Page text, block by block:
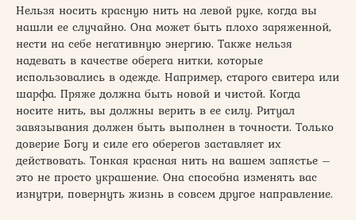
Нельзя носить красную нить на левой руке, когда вы
нашли ее случайно. Она может быть плохо заряженной,
нести на себе негативную энергию. Также нельзя
надевать в качестве оберега нитки, которые
использовались в одежде. Например, старого свитера или
шарфа. Пряже должна быть новой и чистой. Когда
носите нить, вы должны верить в ее силу. Ритуал
завязывания должен быть выполнен в точности. Только
доверие Богу и силе его оберегов заставляет их
действовать. Тонкая красная нить на вашем запястье –
это не просто украшение. Она способна изменять вас
изнутри, повернуть жизнь в совсем другое направление.